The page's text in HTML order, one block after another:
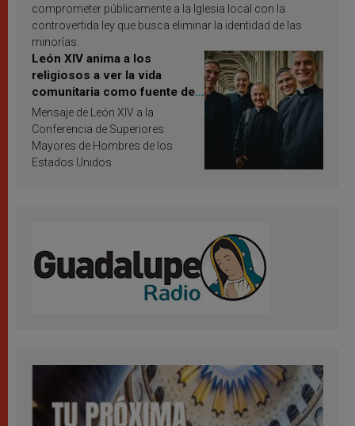
comprometer públicamente a la Iglesia local con la
controvertida ley que busca eliminar la identidad de las
minorías.
León XIV anima a los
religiosos a ver la vida
comunitaria como fuente de
inspiración y santificación
Mensaje de León XIV a la
Conferencia de Superiores
Mayores de Hombres de los
Estados Unidos